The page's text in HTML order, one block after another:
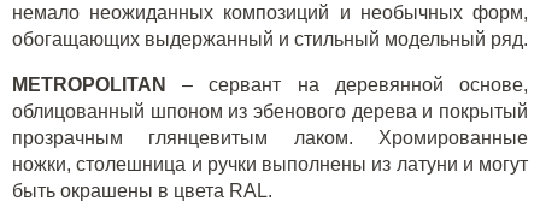
немало неожиданных композиций и необычных форм,
обогащающих выдержанный и стильный модельный ряд.
METROPOLITAN
– сервант на деревянной основе,
облицованный шпоном из эбенового дерева и покрытый
прозрачным глянцевитым лаком. Хромированные
ножки, столешница и ручки выполнены из латуни и могут
быть окрашены в цвета RAL.